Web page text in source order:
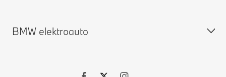
Lietoti auto
BMW X sērija
BMW elektroauto